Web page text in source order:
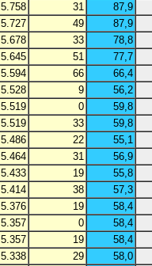
5.758 31
87,9
5.727 49
87,9
5.678 33
78,8
5.645 51
77,7
5.594 66
66,4
5.528 9
56,2
5.519 0
59,8
5.519 33
59,8
5.486 22
55,1
5.464 31
56,9
5.433 19
55,8
5.414 38
57,3
5.376 19
58,4
5.357 0
58,4
5.357 19
58,4
5.338 29
58,0